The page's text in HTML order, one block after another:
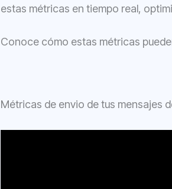
estas métricas en tiempo real,
Conoce cómo estas métricas
Métricas de envio de tus mensajes